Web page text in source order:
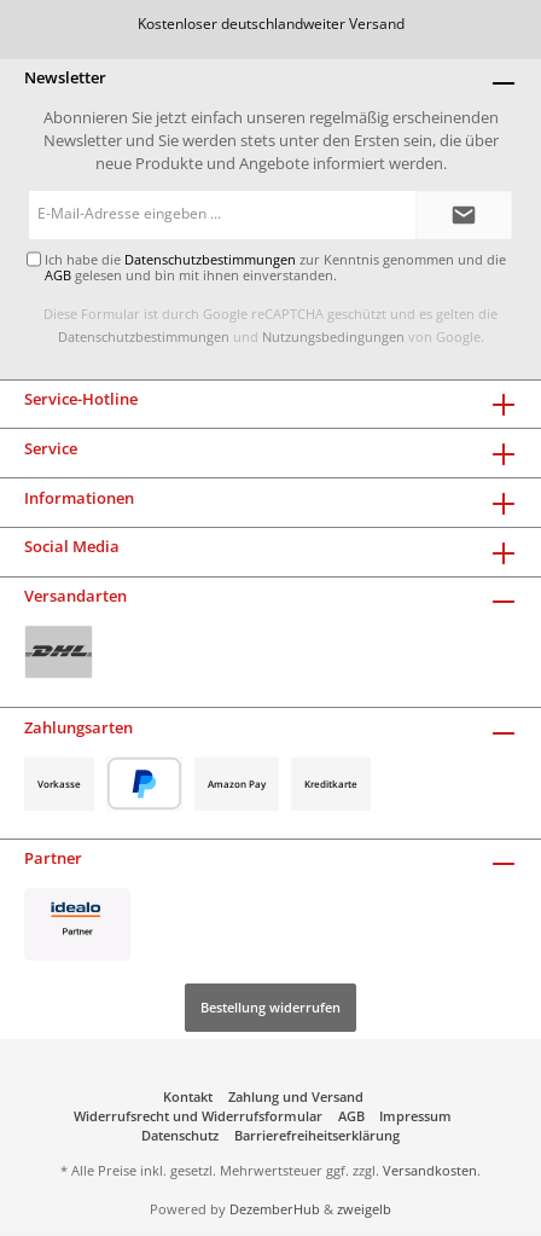
Kostenloser deutschlandweiter Versand
Newsletter
Abonnieren Sie jetzt einfach unseren regelmäßig erscheinenden
Newsletter und Sie werden stets unter den Ersten sein, die über
neue Produkte und Angebote informiert werden.
Ich habe die Datenschutzbestimmungen zur Kenntnis genommen und die
AGB gelesen und bin mit ihnen einverstanden.
Diese Formular ist durch Google reCAPTCHA geschützt und es gelten die
Datenschutzbestimmungen und Nutzungsbedingungen von Google.
Service-Hotline
Service
Informationen
Social Media
Versandarten
Zahlungsarten
Vorkasse Amazon Pay Kreditkarte
Partner
Bestellung widerrufen
Kontakt
Zahlung und Versand
Widerrufsrecht und Widerrufsformular
AGB
Impressum
Datenschutz
Barrierefreiheitserklärung
* Alle Preise inkl. gesetzl. Mehrwertsteuer ggf. zzgl. Versandkosten.
Powered by DezemberHub & zweigelb